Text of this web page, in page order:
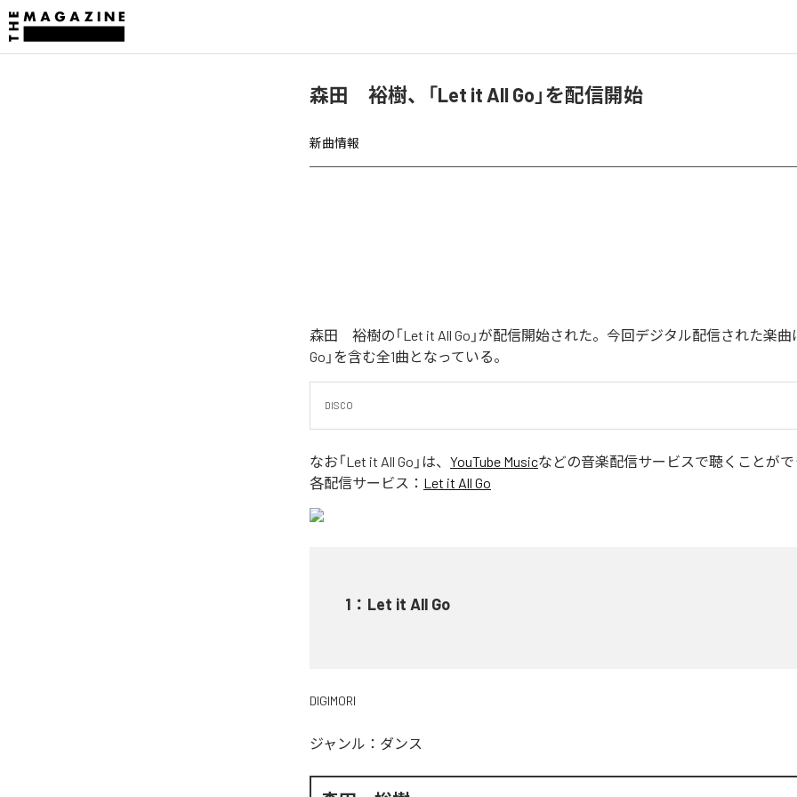
森田 裕樹、「Let it All Go」を配信開始
新曲情報
森田 裕樹の「Let it All Go」が配信開始された。今回デジタル配信された楽曲
Go」を含む全1曲となっている。
DISCO
なお「Let it All Go 」は、 YouTube Musicなどの音楽配信サービスで聴くことがで
各配信サービス： Let it All Go
1 ： Let it All Go
DIGIMORI
ジャンル： ダンス